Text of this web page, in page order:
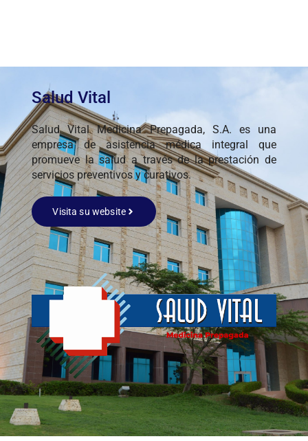
Salud Vital
Salud Vital Medicina Prepagada, S.A. es una
empresa de asistencia médica integral que
promueve la salud a través de la prestación de
servicios preventivos y curativos.
Visita su website